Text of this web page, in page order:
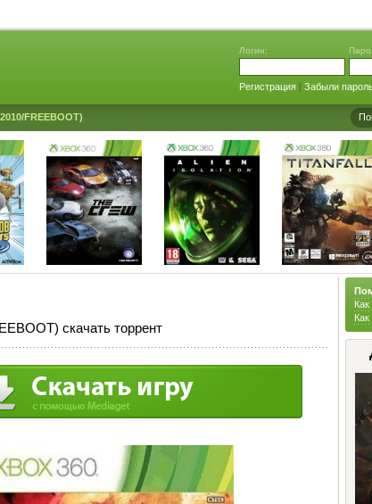
Логин:
Регистрация| Забыли
FREEBOOT)
Как
скачать торрент